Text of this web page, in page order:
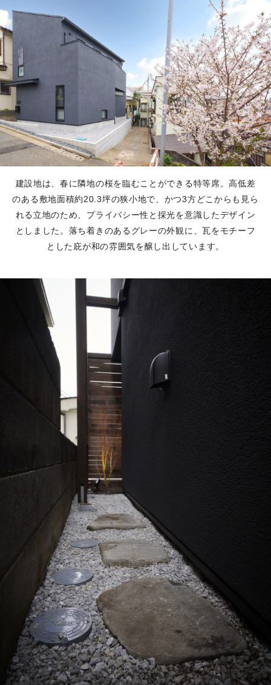
建設地は、春に隣地の桜を臨むことができる特等席。高低差
のある敷地面積約20.3坪の狭小地で、かつ3方どこからも見ら
れる立地のため、プライバシー性と採光を意識したデザイン
としました。落ち着きのあるグレーの外観に、瓦をモチーフ
とした庇が和の雰囲気を醸し出しています。